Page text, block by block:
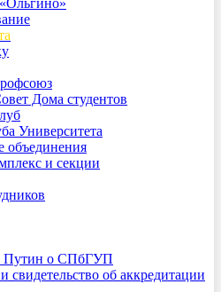
Дома студентов
Университета
объединения
и секции
Путин о СПбГУП
свидетельство об аккредитации